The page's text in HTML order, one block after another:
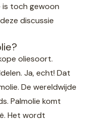
is toch gewoon
discussie
oliesoort.
Ja, echt! Dat
De wereldwijde
Palmolie komt
Het wordt